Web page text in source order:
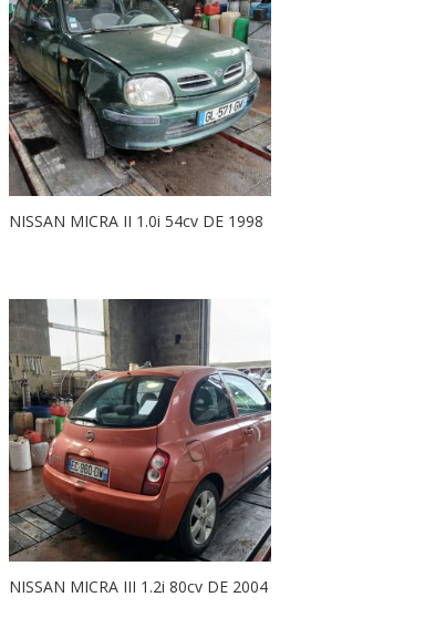
NISSAN MICRA II 1.0i 54cv DE 1998
NISSAN MICRA III 1.2i 80cv DE 2004